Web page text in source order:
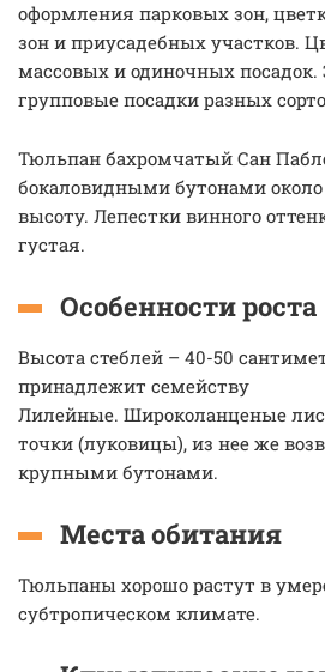
оформления парковых зон,
зон и приусадебных участков.
массовых и одиночных
групповые посадки разных
Тюльпан бахромчатый Сан
бокаловидными бутонами около
высоту. Лепестки винного
густая.
Особенности роста
Высота стеблей – 40-50
принадлежит семейству
Лилейные. Широколанценые
точки (луковицы), из нее же
крупными бутонами.
Места обитания
Тюльпаны хорошо растут в
субтропическом климате.